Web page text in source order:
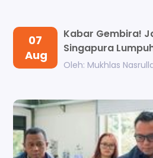
07
Aug
Kabar Gembira!
Singapura
Timna...
Oleh: Mukhlas